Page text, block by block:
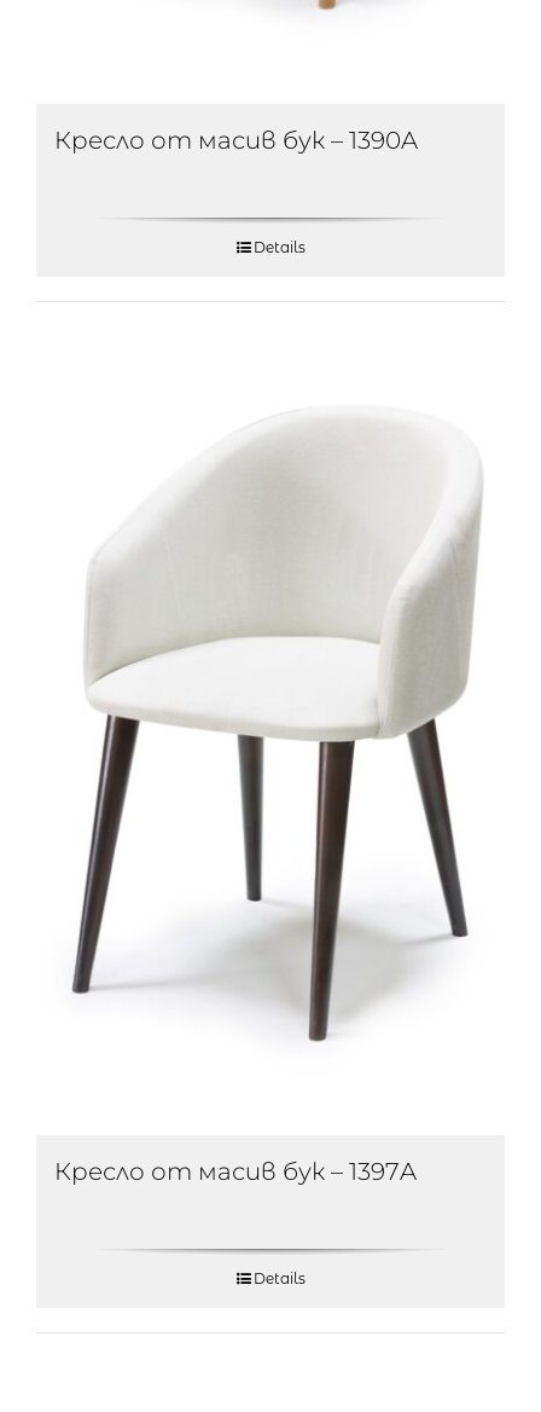
Кресло от масив бук – 1390A
Details
Кресло от масив бук – 1397A
Details